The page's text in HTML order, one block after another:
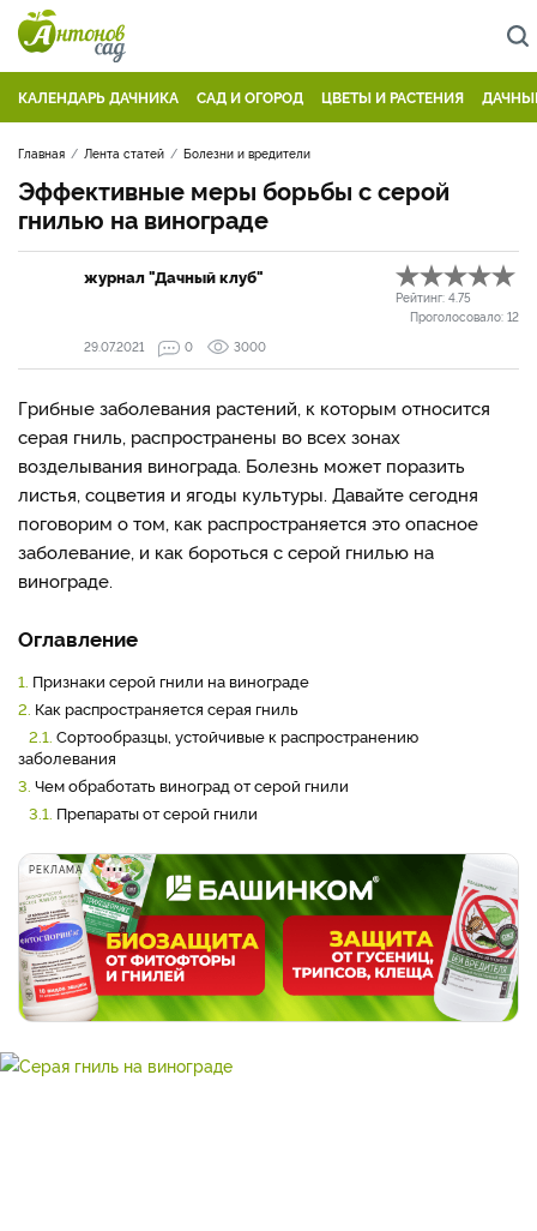
КАЛЕНДАРЬ ДАЧНИКА САД И ОГОРОД ЦВЕТЫ И РАСТЕНИЯ
Главная Лента статей Болезни и вредители
Эффективные меры борьбы с серой
гнилью на винограде
журнал "Дачный клуб"
Рейтинг: 4.75
Проголосовало: 12
29.07.2021
0 3000
Грибные заболевания растений, к которым относится
серая гниль, распространены во всех зонах
возделывания винограда. Болезнь может поразить
листья, соцветия и ягоды культуры. Давайте сегодня
поговорим о том, как распространяется это опасное
заболевание, и как бороться с серой гнилью на
винограде.
Оглавление
1. Признаки серой гнили на винограде
2. Как распространяется серая гниль
2.1. Сортообразцы, устойчивые к распространению
заболевания
3. Чем обработать виноград от серой гнили
3.1. Препараты от серой гнили
РЕКЛАМА